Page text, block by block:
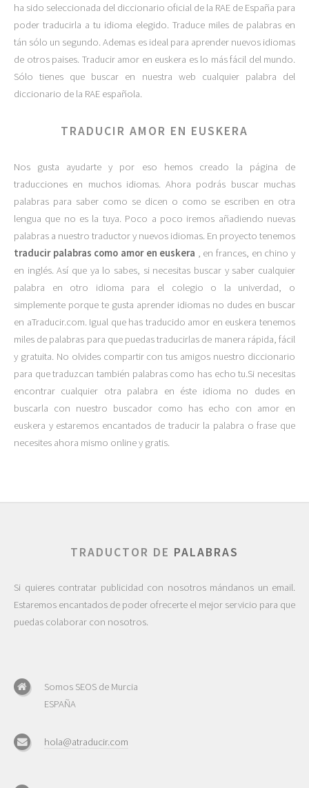
ha sido seleccionada del diccionario oficial de la RAE de España para
poder traducirla a tu idioma elegido. Traduce miles de palabras en
tán sólo un segundo. Ademas es ideal para aprender nuevos idiomas
de otros paises. Traducir amor en euskera es lo más fácil del mundo.
Sólo tienes que buscar en nuestra web cualquier palabra del
diccionario de la RAE española.
TRADUCIR AMOR EN EUSKERA
Nos gusta ayudarte y por eso hemos creado la página de
traducciones en muchos idiomas. Ahora podrás buscar muchas
palabras para saber como se dicen o como se escriben en otra
lengua que no es la tuya. Poco a poco iremos añadiendo nuevas
palabras a nuestro traductor y nuevos idiomas. En proyecto tenemos
traducir palabras como amor en euskera
, en frances, en chino y
en inglés. Así que ya lo sabes, si necesitas buscar y saber cualquier
palabra en otro idioma para el colegio o la univerdad, o
simplemente porque te gusta aprender idiomas no dudes en buscar
en aTraducir.com. Igual que has traducido amor en euskera tenemos
miles de palabras para que puedas traducirlas de manera rápida, fácil
y gratuita. No olvides compartir con tus amigos nuestro diccionario
para que traduzcan también palabras como has echo tu.Si necesitas
encontrar cualquier otra palabra en éste idioma no dudes en
buscarla con nuestro buscador como has echo con amor en
euskera y estaremos encantados de traducir la palabra o frase que
necesites ahora mismo online y gratis.
TRADUCTOR DE PALABRAS
Si quieres contratar publicidad con nosotros mándanos un email.
Estaremos encantados de poder ofrecerte el mejor servicio para que
puedas colaborar con nosotros.
Somos SEOS de Murcia
ESPAÑA
hola@atraducir.com